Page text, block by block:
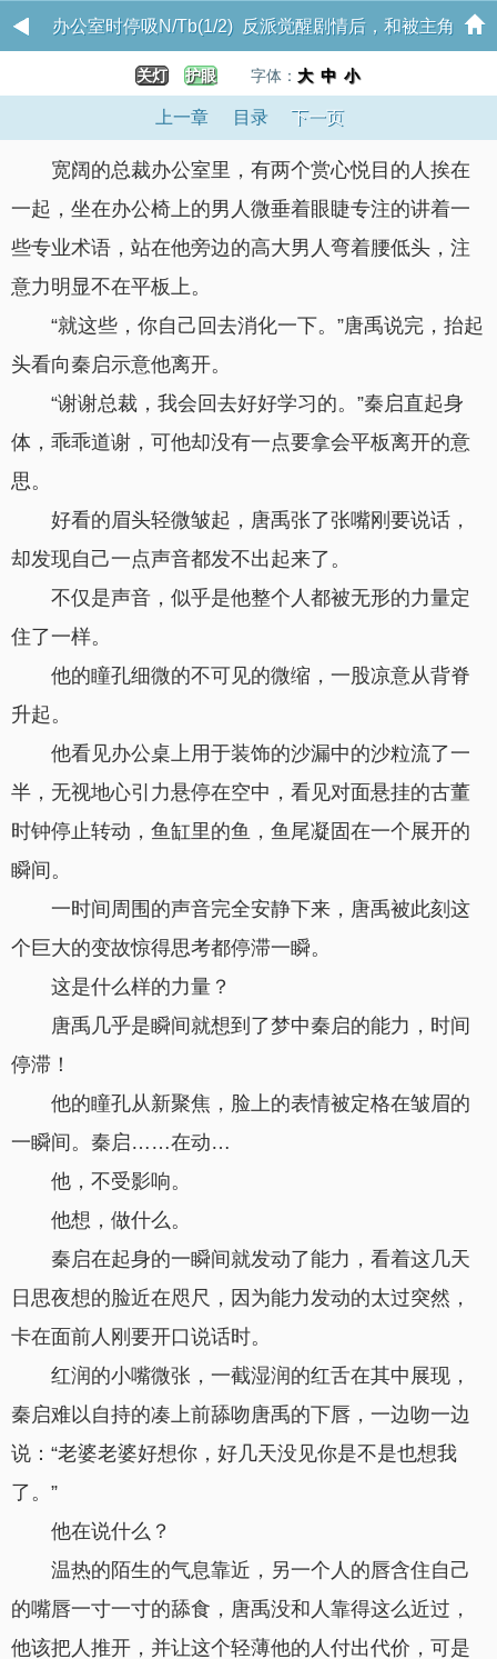
办公室时停吸N/Tb(1/2) 反派觉醒剧情后，和被主角
拐走了
关灯 护眼 字体： 大 中 小
上一章 目录 下一页
宽阔的总裁办公室里，有两个赏心悦目的人挨在
一起，坐在办公椅上的男人微垂着眼睫专注的讲着一
些专业术语，站在他旁边的高大男人弯着腰低头，注
意力明显不在平板上。
“就这些，你自己回去消化一下。”唐禹说完，抬起
头看向秦启示意他离开。
“谢谢总裁，我会回去好好学习的。”秦启直起身
体，乖乖道谢，可他却没有一点要拿会平板离开的意
思。
好看的眉头轻微皱起，唐禹张了张嘴刚要说话，
却发现自己一点声音都发不出起来了。
不仅是声音，似乎是他整个人都被无形的力量定
住了一样。
他的瞳孔细微的不可见的微缩，一股凉意从背脊
升起。
他看见办公桌上用于装饰的沙漏中的沙粒流了一
半，无视地心引力悬停在空中，看见对面悬挂的古董
时钟停止转动，鱼缸里的鱼，鱼尾凝固在一个展开的
瞬间。
一时间周围的声音完全安静下来，唐禹被此刻这
个巨大的变故惊得思考都停滞一瞬。
这是什么样的力量？
唐禹几乎是瞬间就想到了梦中秦启的能力，时间
停滞！
他的瞳孔从新聚焦，脸上的表情被定格在皱眉的
一瞬间。秦启……在动…
他，不受影响。
他想，做什么。
秦启在起身的一瞬间就发动了能力，看着这几天
日思夜想的脸近在咫尺，因为能力发动的太过突然，
卡在面前人刚要开口说话时。
红润的小嘴微张，一截湿润的红舌在其中展现，
秦启难以自持的凑上前舔吻唐禹的下唇，一边吻一边
说：“老婆老婆好想你，好几天没见你是不是也想我
了。”
他在说什么？
温热的陌生的气息靠近，另一个人的唇含住自己
的嘴唇一寸一寸的舔食，唐禹没和人靠得这么近过，
他该把人推开，并让这个轻薄他的人付出代价，可是